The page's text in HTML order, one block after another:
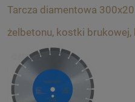
Tarcza diamentowa
żelbetonu, kostki brukowej,